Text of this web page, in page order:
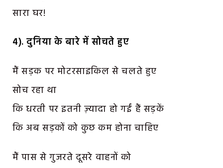
सारा घर!
4). दुनिया के बारे में सोचते हुए
मैं सड़क पर मोटरसाइकिल से चलते हुए
सोच रहा था
कि धरती पर इतनी ज़्यादा हो गईं हैं सड़कें
कि अब सड़कों को कुछ कम होना चाहिए
मैं पास से गुजरते दूसरे वाहनों को